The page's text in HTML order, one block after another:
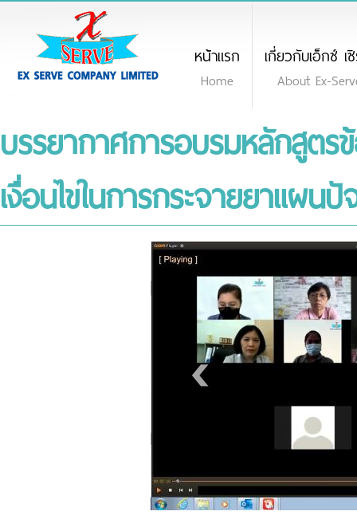
หน้าแรก
Home
เกี่ยวกับเอ็กซ์ เ
About Ex-
บรรยากาศการอบรมหลักสูต
เงื่อนไขในการกระจายยาแผ